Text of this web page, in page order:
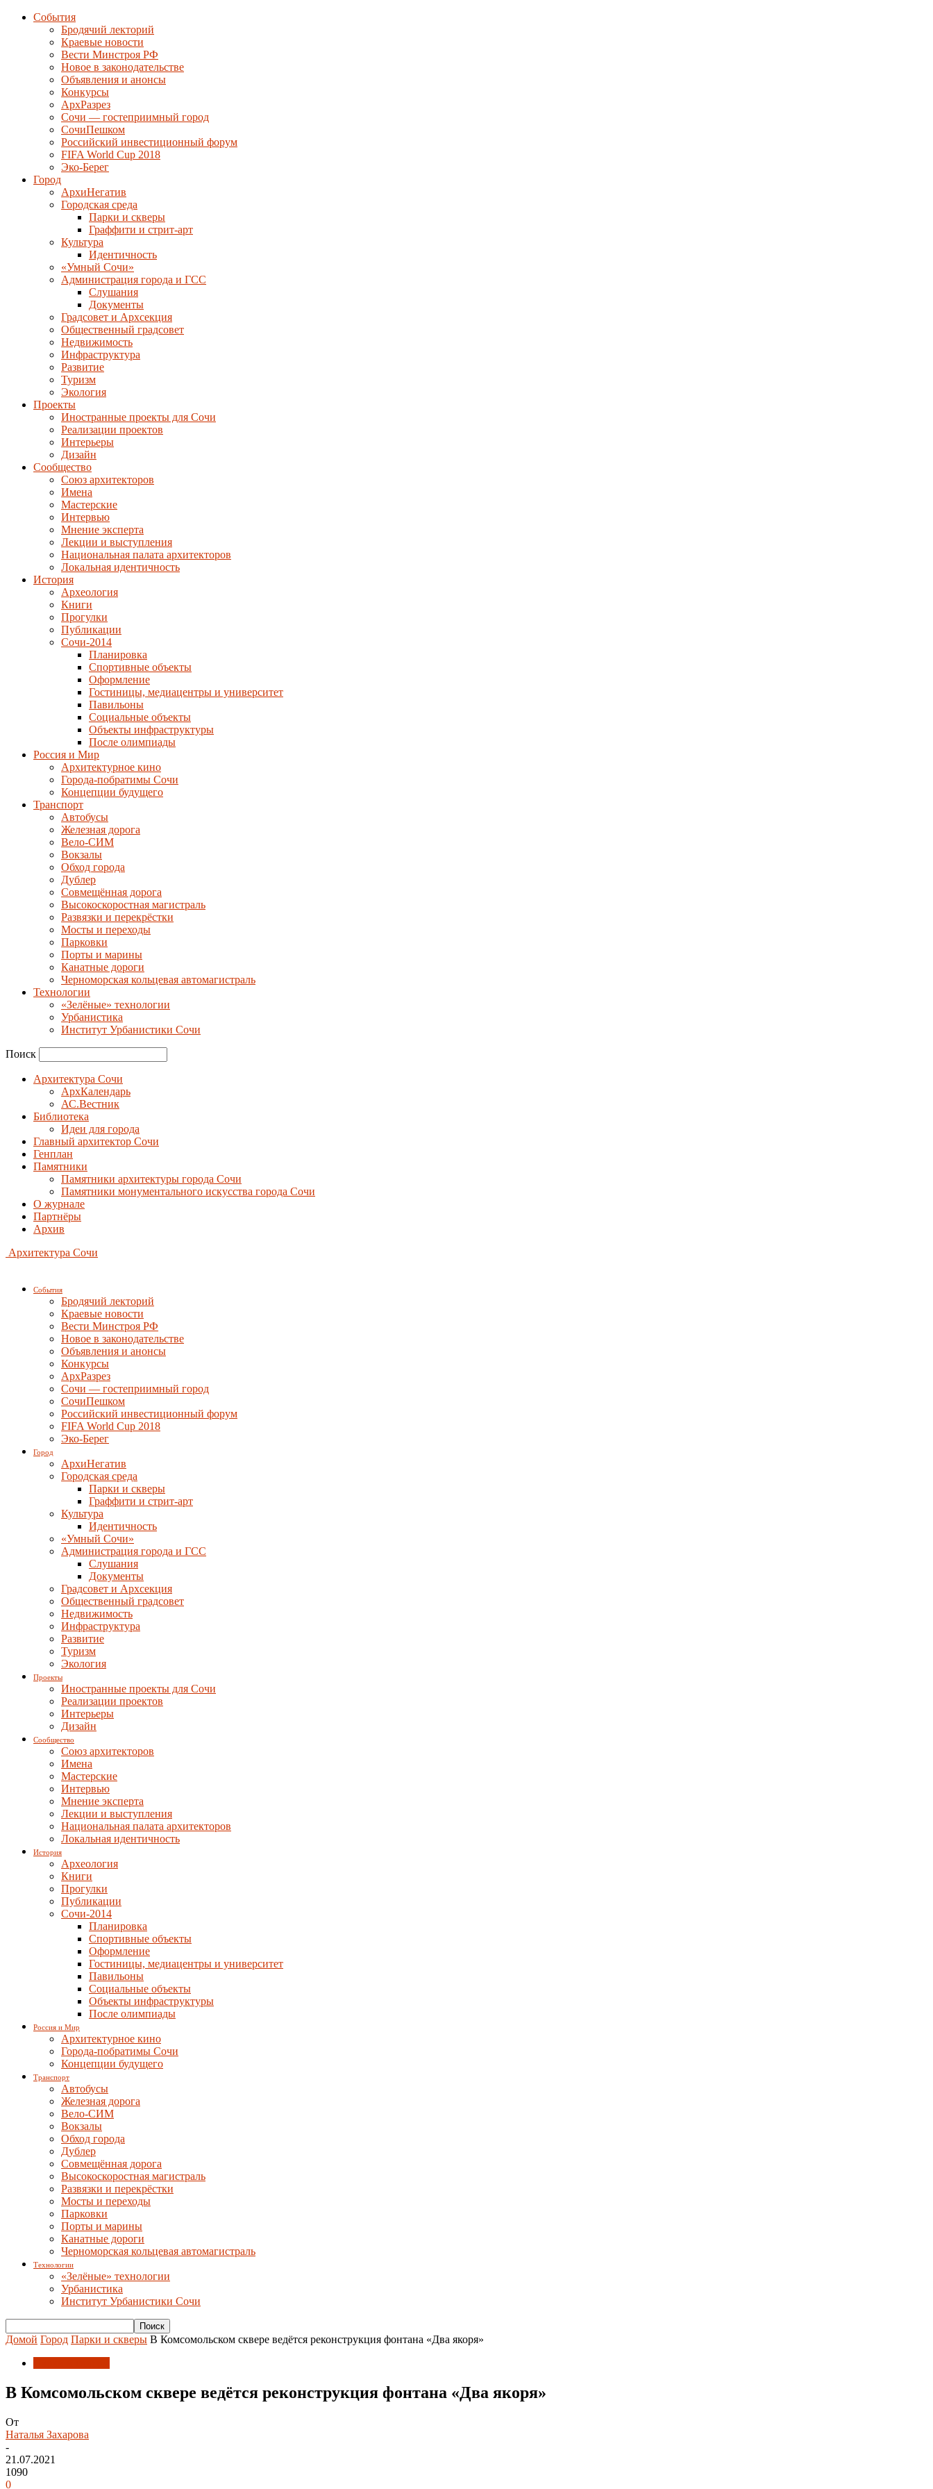
События
Бродячий лекторий
Краевые новости
Вести Минстроя РФ
Новое в законодательстве
Объявления и анонсы
Конкурсы
АрхРазрез
Сочи — гостеприимный город
СочиПешком
Российский инвестиционный форум
FIFA World Cup 2018
Эко-Берег
Город
АрхиНегатив
Городская среда
Парки и скверы
Граффити и стрит-арт
Культура
Идентичность
«Умный Сочи»
Администрация города и ГСС
Слушания
Документы
Градсовет и Архсекция
Общественный градсовет
Недвижимость
Инфраструктура
Развитие
Туризм
Экология
Проекты
Иностранные проекты для Сочи
Реализации проектов
Интерьеры
Дизайн
Сообщество
Союз архитекторов
Имена
Мастерские
Интервью
Мнение эксперта
Лекции и выступления
Национальная палата архитекторов
Локальная идентичность
История
Археология
Книги
Прогулки
Публикации
Сочи-2014
Планировка
Спортивные объекты
Оформление
Гостиницы, медиацентры и университет
Павильоны
Социальные объекты
Объекты инфраструктуры
После олимпиады
Россия и Мир
Архитектурное кино
Города-побратимы Сочи
Концепции будущего
Транспорт
Автобусы
Железная дорога
Вело-СИМ
Вокзалы
Обход города
Дублер
Совмещённая дорога
Высокоскоростная магистраль
Развязки и перекрёстки
Мосты и переходы
Парковки
Порты и марины
Канатные дороги
Черноморская кольцевая автомагистраль
Технологии
«Зелёные» технологии
Урбанистика
Институт Урбанистики Сочи
Поиск
Архитектура Сочи
АрхКалендарь
АС.Вестник
Библиотека
Идеи для города
Главный архитектор Сочи
Генплан
Памятники
Памятники архитектуры города Сочи
Памятники монументального искусства города Сочи
О журнале
Партнёры
Архив
Архитектура Сочи
События
Бродячий лекторий
Краевые новости
Вести Минстроя РФ
Новое в законодательстве
Объявления и анонсы
Конкурсы
АрхРазрез
Сочи — гостеприимный город
СочиПешком
Российский инвестиционный форум
FIFA World Cup 2018
Эко-Берег
Город
АрхиНегатив
Городская среда
Парки и скверы
Граффити и стрит-арт
Культура
Идентичность
«Умный Сочи»
Администрация города и ГСС
Слушания
Документы
Градсовет и Архсекция
Общественный градсовет
Недвижимость
Инфраструктура
Развитие
Туризм
Экология
Проекты
Иностранные проекты для Сочи
Реализации проектов
Интерьеры
Дизайн
Сообщество
Союз архитекторов
Имена
Мастерские
Интервью
Мнение эксперта
Лекции и выступления
Национальная палата архитекторов
Локальная идентичность
История
Археология
Книги
Прогулки
Публикации
Сочи-2014
Планировка
Спортивные объекты
Оформление
Гостиницы, медиацентры и университет
Павильоны
Социальные объекты
Объекты инфраструктуры
После олимпиады
Россия и Мир
Архитектурное кино
Города-побратимы Сочи
Концепции будущего
Транспорт
Автобусы
Железная дорога
Вело-СИМ
Вокзалы
Обход города
Дублер
Совмещённая дорога
Высокоскоростная магистраль
Развязки и перекрёстки
Мосты и переходы
Парковки
Порты и марины
Канатные дороги
Черноморская кольцевая автомагистраль
Технологии
«Зелёные» технологии
Урбанистика
Институт Урбанистики Сочи
Домой Город Парки и скверы В Комсомольском сквере ведётся реконструкция фонтана «Два якоря»
В Комсомольском сквере ведётся реконструкция фонтана «Два якоря»
От
Наталья Захарова
-
21.07.2021
1090
0